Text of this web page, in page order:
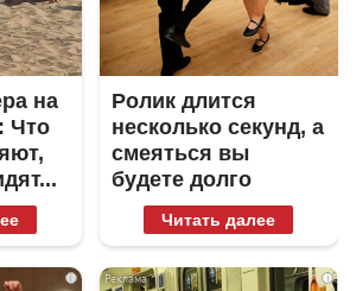
на
Что
Ролик длится
несколько секунд, а
смеяться вы
будете долго
Читать далее
i i